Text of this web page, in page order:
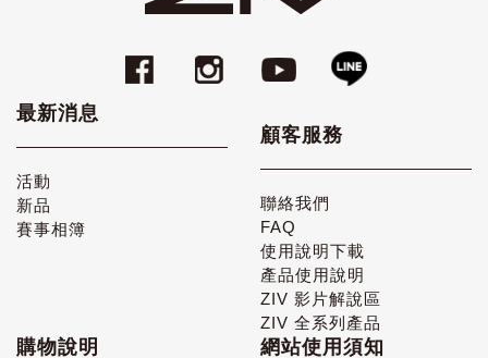
最新消息
活動
新品
賽事相簿
顧客服務
聯絡我們
FAQ
使用說明下載
產品使用說明
ZIV 影片解說區
ZIV 全系列產品
購物說明 網站使用須知